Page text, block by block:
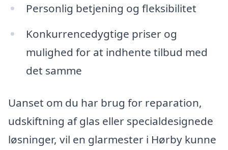
Personlig betjening og fleksibilitet
Konkurrencedygtige priser og
mulighed for at indhente tilbud med
det samme
Uanset om du har brug for reparation,
udskiftning af glas eller specialdesignede
løsninger, vil en glarmester i Hørby kunne